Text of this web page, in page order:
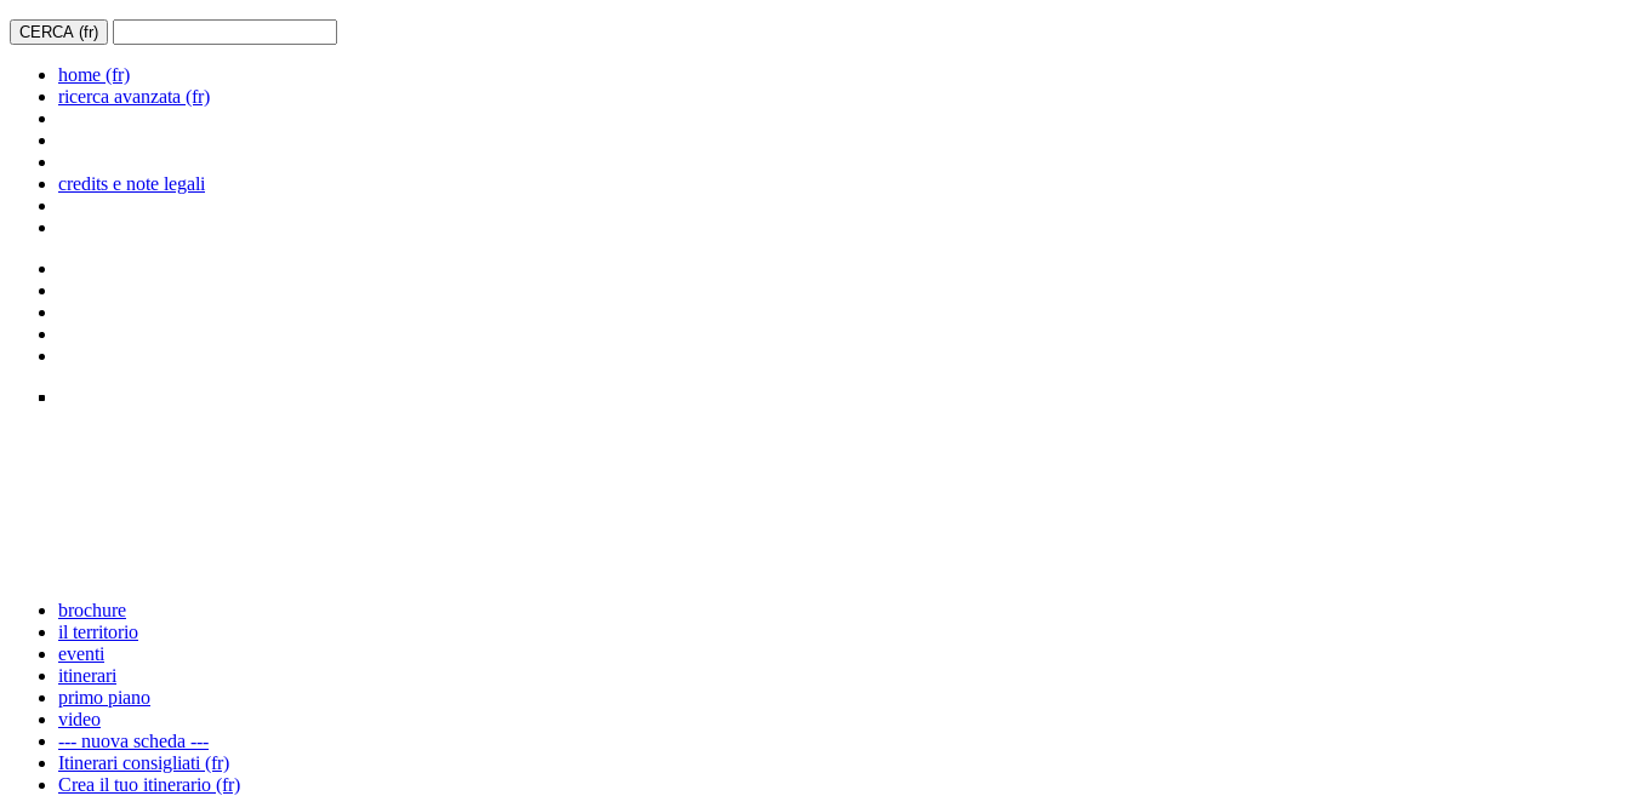
home (fr)
ricerca avanzata (fr)
credits e note legali
brochure
il territorio
eventi
itinerari
primo piano
video
--- nuova scheda ---
Itinerari consigliati (fr)
Crea il tuo itinerario (fr)